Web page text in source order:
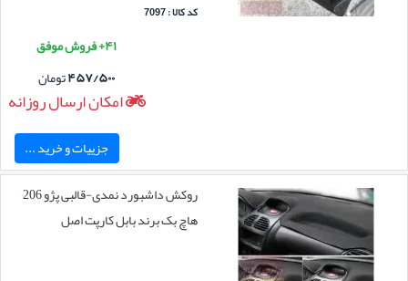
کد کالا : 7097
۴۱+ فروش موفق
۴۵۷/۵۰۰تومان
امکان ارسال روزانه
جزییات و خرید ...
روکش داشبورد نمدی-قالبی پژو 206
هاچ بک برند بابل کارپت اصل